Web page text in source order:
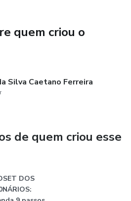
quem criou o
Silva Caetano Ferreira
de quem criou esse
DOS